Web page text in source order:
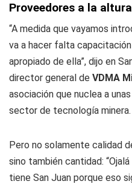
Proveedores a la
“A medida que vayamos
va a hacer falta
apropiado de ella”, dijo en
director general de VDMA
asociación que nuclea a
sector de tecnología minera.
Pero no solamente calidad
sino también cantidad:
tiene San Juan porque eso